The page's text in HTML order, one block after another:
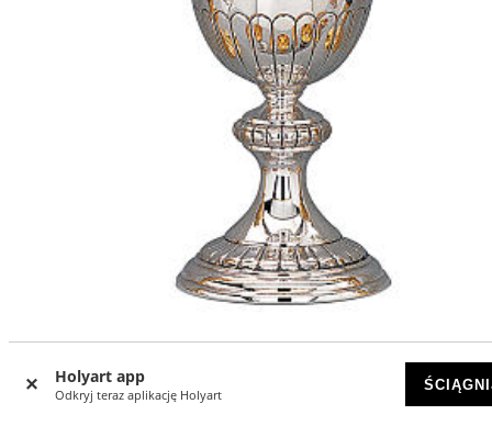
Holyart app
Odkryj teraz aplikację Holyart
Kielich i Patena Molina Klasyczne tłoczone tradycyjne
srebro 925